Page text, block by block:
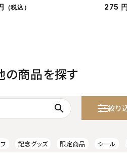
（税込） 275 円
の商品を探す
search 絞り
記念グッズ 限定商品 シール